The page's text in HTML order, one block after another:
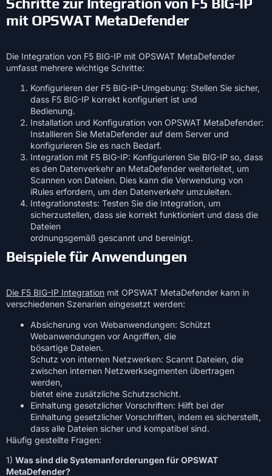
Schritte zur Integration von F5 BIG-IP
mit OPSWAT MetaDefender
Die Integration von F5 BIG-IP mit OPSWAT MetaDefender
umfasst mehrere wichtige Schritte:
Konfigurieren der F5 BIG-IP-Umgebung: Stellen Sie sicher,
dass F5 BIG-IP korrekt konfiguriert ist und
Bedienung.
Installation und Konfiguration von OPSWAT MetaDefender:
Installieren Sie MetaDefender auf dem Server und
konfigurieren Sie es nach Bedarf.
Integration mit F5 BIG-IP: Konfigurieren Sie BIG-IP so, dass
es den Datenverkehr an MetaDefender weiterleitet, um
Scannen von Dateien. Dies kann die Verwendung von
iRules erfordern, um den Datenverkehr umzuleiten.
Integrationstests: Testen Sie die Integration, um
sicherzustellen, dass sie korrekt funktioniert und dass die
Dateien
ordnungsgemäß gescannt und bereinigt.
Beispiele für Anwendungen
Die F5 BIG-IP Integration mit OPSWAT MetaDefender kann in
verschiedenen Szenarien eingesetzt werden:
Absicherung von Webanwendungen: Schützt
Webanwendungen vor Angriffen, die
bösartige Dateien.
Schutz von internen Netzwerken: Scannt Dateien, die
zwischen internen Netzwerksegmenten übertragen
werden,
bietet eine zusätzliche Schutzschicht.
Einhaltung gesetzlicher Vorschriften: Hilft bei der
Einhaltung gesetzlicher Vorschriften, indem es sicherstellt,
dass alle Dateien sicher und kompatibel sind.
Häufig gestellte Fragen:
1) Was sind die Systemanforderungen für OPSWAT
MetaDefender?